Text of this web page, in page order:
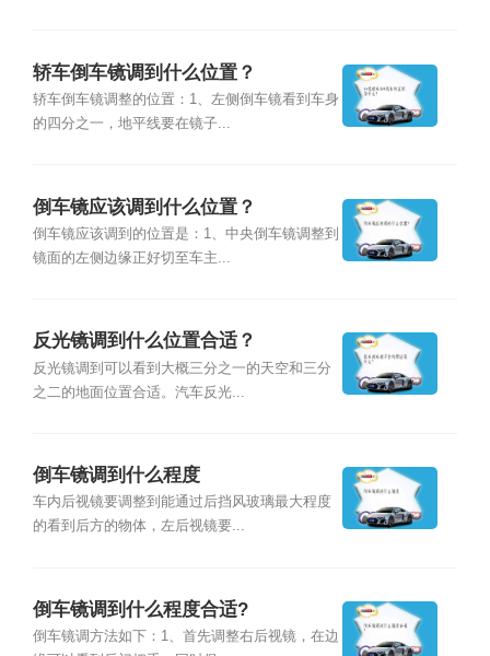
轿车倒车镜调到什么位置？
轿车倒车镜调整的位置：1、左侧倒车镜看到车身
的四分之一，地平线要在镜子...
倒车镜应该调到什么位置？
倒车镜应该调到的位置是：1、中央倒车镜调整到
镜面的左侧边缘正好切至车主...
反光镜调到什么位置合适？
反光镜调到可以看到大概三分之一的天空和三分
之二的地面位置合适。汽车反光...
倒车镜调到什么程度
车内后视镜要调整到能通过后挡风玻璃最大程度
的看到后方的物体，左后视镜要...
倒车镜调到什么程度合适?
倒车镜调方法如下：1、首先调整右后视镜，在边